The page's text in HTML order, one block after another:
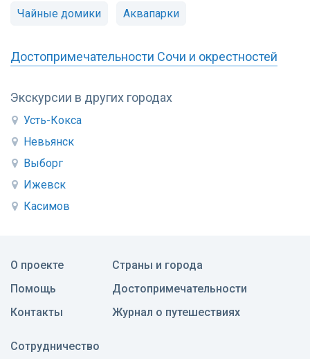
Экскурсии в других городах
Усть-Кокса
Невьянск
Выборг
Ижевск
Касимов
Чайные домики Аквапарки
Достопримечательности Сочи и окрестностей
О проекте
Помощь
Контакты
Страны и города
Достопримечательности
Журнал о путешествиях
Сотрудничество